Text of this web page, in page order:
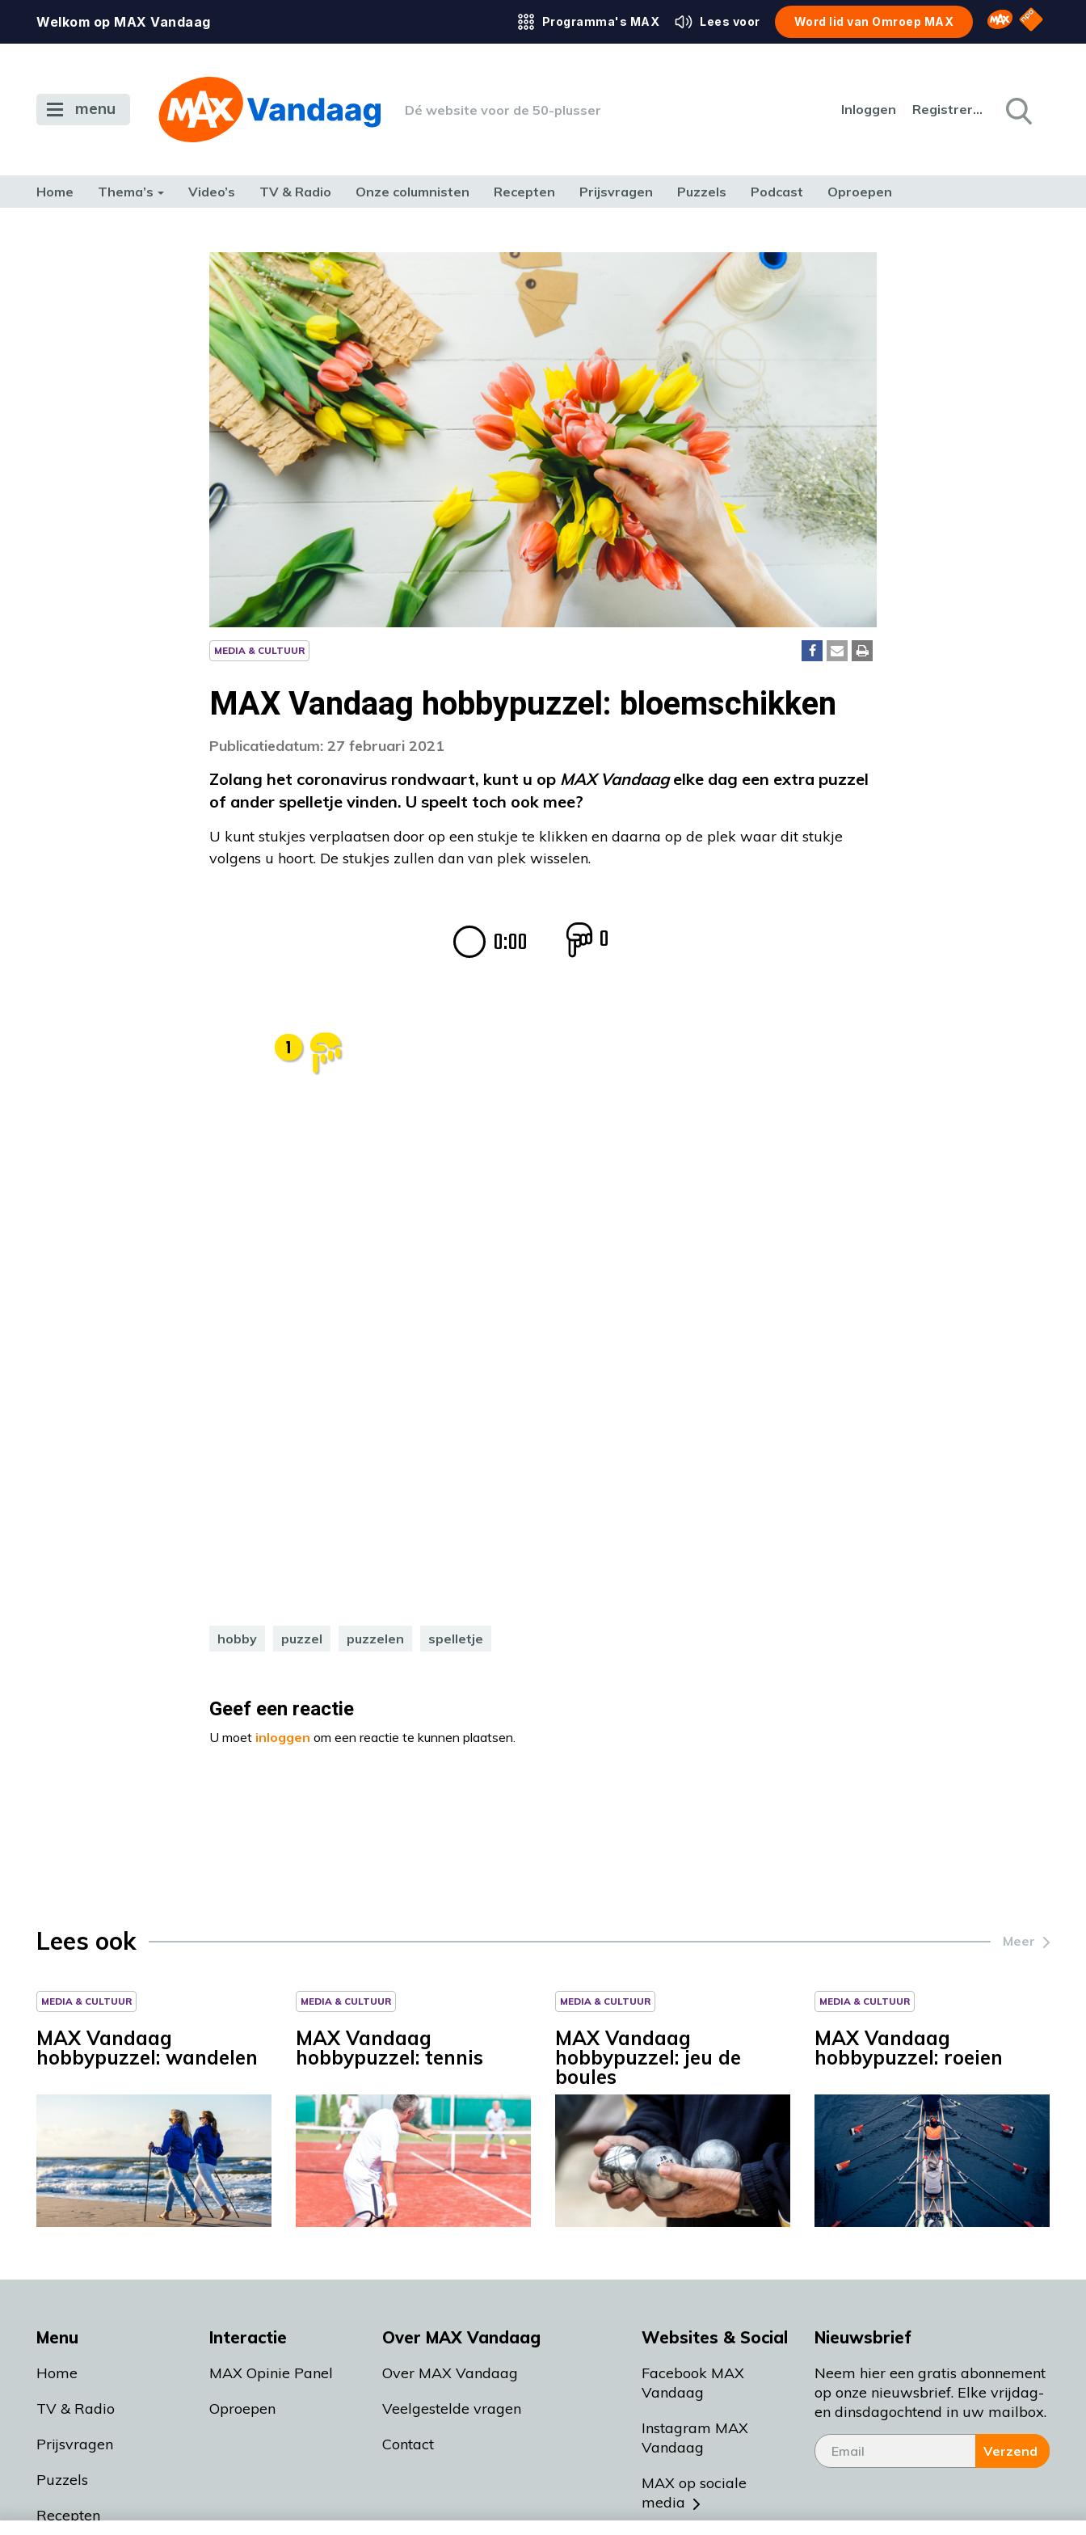
Welkom op MAX Vandaag Programma's MAX Lees voor Word lid van Omroep MAX Omroep MAX
NPO
menu Dé website voor de 50-plusser Inloggen Registreren
Home Thema’s Video’s TV & Radio Onze columnisten Recepten Prijsvragen Puzzels Podcast Oproepen
MEDIA & CULTUUR
MAX Vandaag hobbypuzzel: bloemschikken
Publicatiedatum: 27 februari 2021
Zolang het coronavirus rondwaart, kunt u op MAX Vandaagelke dag een extra puzzel
of ander spelletje vinden. U speelt toch ook mee?
U kunt stukjes verplaatsen door op een stukje te klikken en daarna op de plek waar dit stukje
volgens u hoort. De stukjes zullen dan van plek wisselen.
hobby puzzel puzzelen spelletje
Geef een reactie
U moet inloggen om een reactie te kunnen plaatsen.
Lees ook Meer
MEDIA & CULTUUR
MAX Vandaag
hobbypuzzel: wandelen
MEDIA & CULTUUR
MAX Vandaag
hobbypuzzel: tennis
MEDIA & CULTUUR
MAX Vandaag
hobbypuzzel: jeu de
boules
MEDIA & CULTUUR
MAX Vandaag
hobbypuzzel: roeien
Menu
Home
TV & Radio
Prijsvragen
Puzzels
Recepten
Interactie
MAX Opinie Panel
Oproepen
Over MAX Vandaag
Over MAX Vandaag
Veelgestelde vragen
Contact
Websites & Social
Facebook MAX
Vandaag
Instagram MAX
Vandaag
MAX op sociale
media
Nieuwsbrief
Neem hier een gratis abonnement
op onze nieuwsbrief. Elke vrijdag-
en dinsdagochtend in uw mailbox.
Verzend